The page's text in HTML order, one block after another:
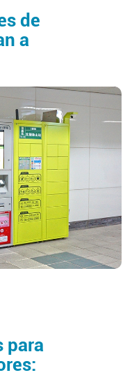
de
a
para